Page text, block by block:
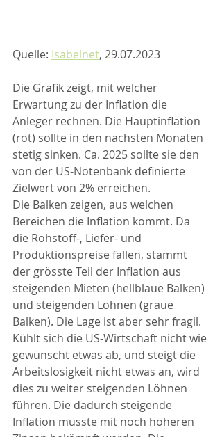
Quelle: Isabelnet, 29.07.2023
Die Grafik zeigt, mit welcher
Erwartung zu der Inflation die
Anleger rechnen. Die Hauptinflation
(rot) sollte in den nächsten Monaten
stetig sinken. Ca. 2025 sollte sie den
von der US-Notenbank definierte
Zielwert von 2% erreichen.
Die Balken zeigen, aus welchen
Bereichen die Inflation kommt. Da
die Rohstoff-, Liefer- und
Produktionspreise fallen, stammt
der grösste Teil der Inflation aus
steigenden Mieten (hellblaue Balken)
und steigenden Löhnen (graue
Balken). Die Lage ist aber sehr fragil.
Kühlt sich die US-Wirtschaft nicht wie
gewünscht etwas ab, und steigt die
Arbeitslosigkeit nicht etwas an, wird
dies zu weiter steigenden Löhnen
führen. Die dadurch steigende
Inflation müsste mit noch höheren